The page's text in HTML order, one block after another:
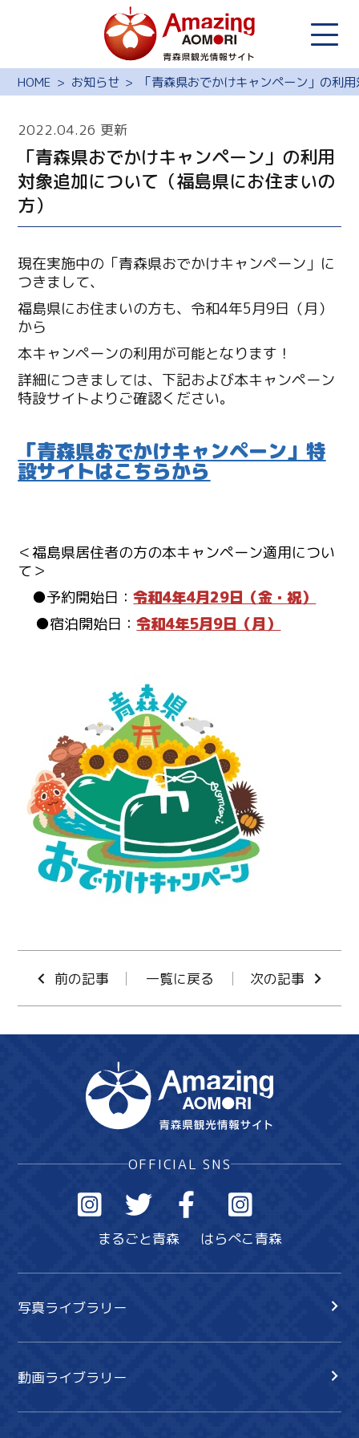
HOME お知らせ 「青森県おでかけキャンペーン」の利
「青森県おでかけキャンペーン」の利用
対象追加について（福島県にお住まいの
方）
2022.04.26 更新
現在実施中の「青森県おでかけキャンペーン」に
つきまして、
福島県にお住まいの方も、令和4年5月9日（月）
から
本キャンペーンの利用が可能となります！
詳細につきましては、下記および本キャンペーン
特設サイトよりご確認ください。
「青森県おでかけキャンペーン」特
設サイトはこちらから
＜福島県居住者の方の本キャンペーン適用につい
て＞
●予約開始日：令和4年4月29日（金・祝）
●宿泊開始日：令和4年5月9日（月）
前の記事 一覧に戻る 次の記事
OFFICIAL SNS
まるごと青森 はらぺこ青森
写真ライブラリー
動画ライブラリー
Facebook